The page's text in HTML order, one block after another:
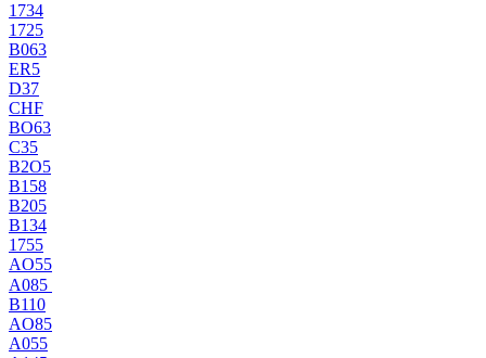
1734
1725
B063
ER5
D37
CHF
BO63
C35
B2O5
B158
B205
B134
1755
AO55
A085
B110
AO85
A055